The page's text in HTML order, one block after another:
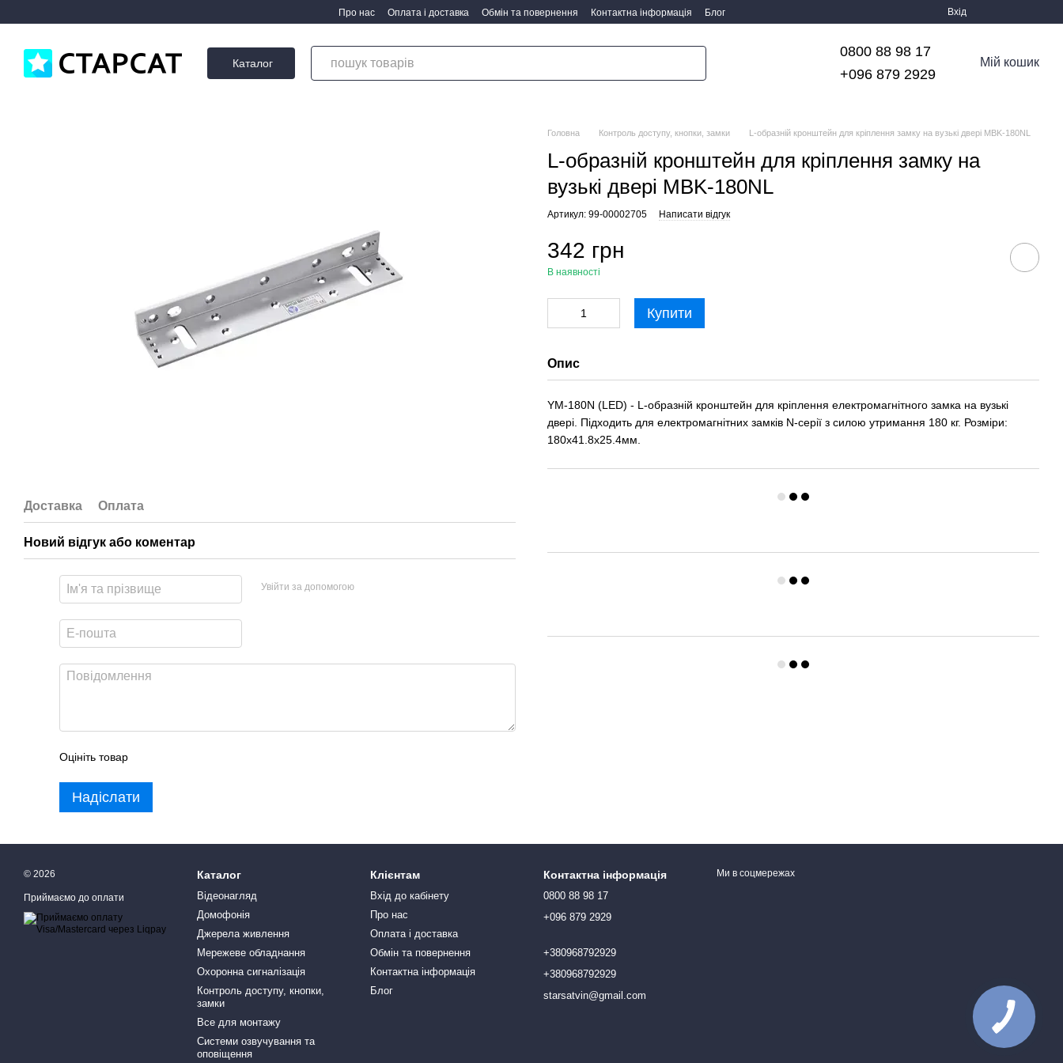
Про нас Оплата і доставка Обмін та повернення Контактна інформація Блог Вхід
Каталог
0800 88 98 17
+096 879 2929
Мій кошик
Доставка Оплата
Новий відгук або коментар
Увійти за допомогою
Оцініть товар
Надіслати
Головна Контроль доступу, кнопки, замки L-образній кронштейн для кріплення замку на вузькі двері MBK-180NL
L-образній кронштейн для кріплення замку на
вузькі двері MBK-180NL
Артикул: 99-00002705 Написати відгук
342 грн
В наявності
Купити
Опис
YM-180N (LED) - L-образній кронштейн для кріплення електромагнітного замка на вузькі
двері. Підходить для електромагнітних замків N-серії з силою утримання 180 кг. Розміри:
180x41.8x25.4мм.
© 2026
Приймаємо до оплати
Каталог
Відеонагляд
Домофонія
Джерела живлення
Мережеве обладнання
Охоронна сигналізація
Контроль доступу, кнопки,
замки
Все для монтажу
Системи озвучування та
оповіщення
Клієнтам
Вхід до кабінету
Про нас
Оплата і доставка
Обмін та повернення
Контактна інформація
Блог
Контактна інформація
0800 88 98 17
+096 879 2929
+380968792929
+380968792929
starsatvin@gmail.com
Ми в соцмережах